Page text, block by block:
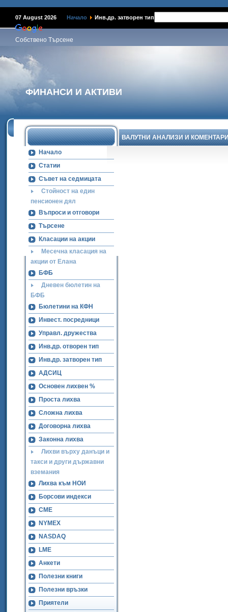
07 August 2026 Начало Инв.др. затворен тип
Собствено Търсене
ФИНАНСИ И АКТИВИ
Начало
Статии
Съвет на седмицата
Стойност на един
пенсионен дял
Въпроси и отговори
Търсене
Класации на акции
Месечна класация на
акции от Елана
БФБ
Дневен бюлетин на
БФБ
Бюлетини на КФН
Инвест. посредници
Управл. дружества
Инв.др. отворен тип
Инв.др. затворен тип
АДСИЦ
Основен лихвен %
Проста лихва
Сложна лихва
Договорна лихва
Законна лихва
Лихви върху данъци и
такси и други държавни
вземания
Лихва към НОИ
Борсови индекси
CME
NYMEX
NASDAQ
LME
Анкети
Полезни книги
Полезни връзки
Приятели
ВАЛУТНИ АНАЛИЗИ И